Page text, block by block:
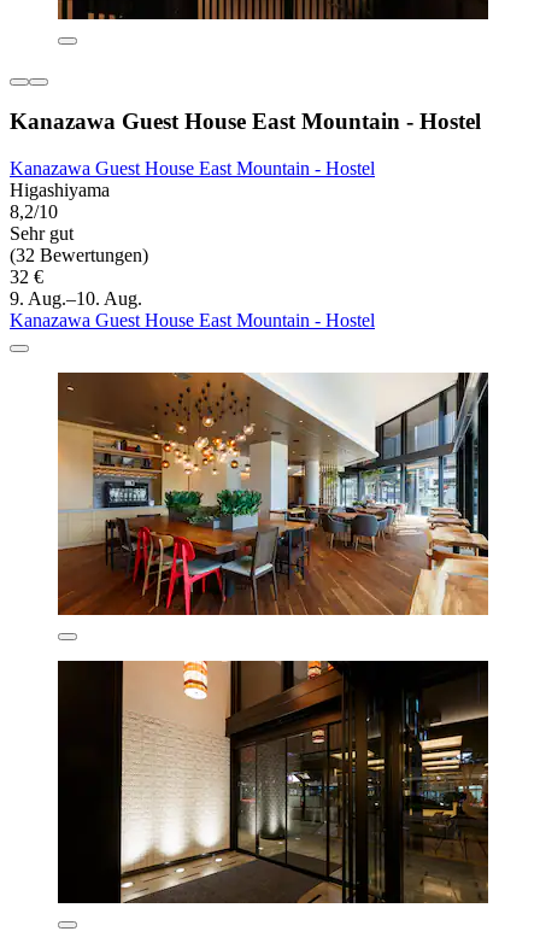
Kanazawa Guest House East Mountain - Hostel
Kanazawa Guest House East Mountain - Hostel
Higashiyama
8,2/10
Sehr gut
(32 Bewertungen)
32 €
9. Aug.–10. Aug.
Kanazawa Guest House East Mountain - Hostel